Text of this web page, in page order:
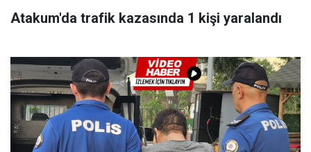
Atakum'da trafik kazasında 1 kişi yaralandı